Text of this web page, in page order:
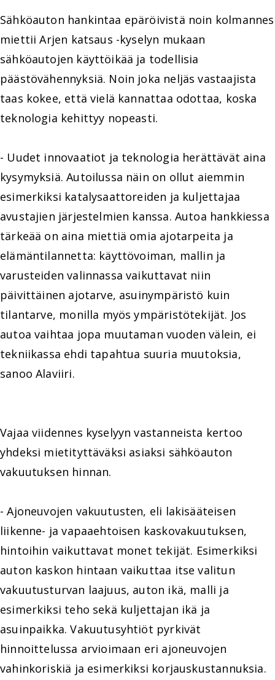
Sähköauton hankintaa epäröivistä noin kolmannes
miettii Arjen katsaus -kyselyn mukaan
sähköautojen käyttöikää ja todellisia
päästövähennyksiä. Noin joka neljäs vastaajista
taas kokee, että vielä kannattaa odottaa, koska
teknologia kehittyy nopeasti.
- Uudet innovaatiot ja teknologia herättävät aina
kysymyksiä. Autoilussa näin on ollut aiemmin
esimerkiksi katalysaattoreiden ja kuljettajaa
avustajien järjestelmien kanssa. Autoa hankkiessa
tärkeää on aina miettiä omia ajotarpeita ja
elämäntilannetta: käyttövoiman, mallin ja
varusteiden valinnassa vaikuttavat niin
päivittäinen ajotarve, asuinympäristö kuin
tilantarve, monilla myös ympäristötekijät. Jos
autoa vaihtaa jopa muutaman vuoden välein, ei
tekniikassa ehdi tapahtua suuria muutoksia,
sanoo Alaviiri.
Vajaa viidennes kyselyyn vastanneista kertoo
yhdeksi mietityttäväksi asiaksi sähköauton
vakuutuksen hinnan.
- Ajoneuvojen vakuutusten, eli lakisääteisen
liikenne- ja vapaaehtoisen kaskovakuutuksen,
hintoihin vaikuttavat monet tekijät. Esimerkiksi
auton kaskon hintaan vaikuttaa itse valitun
vakuutusturvan laajuus, auton ikä, malli ja
esimerkiksi teho sekä kuljettajan ikä ja
asuinpaikka. Vakuutusyhtiöt pyrkivät
hinnoittelussa arvioimaan eri ajoneuvojen
vahinkoriskiä ja esimerkiksi korjauskustannuksia.